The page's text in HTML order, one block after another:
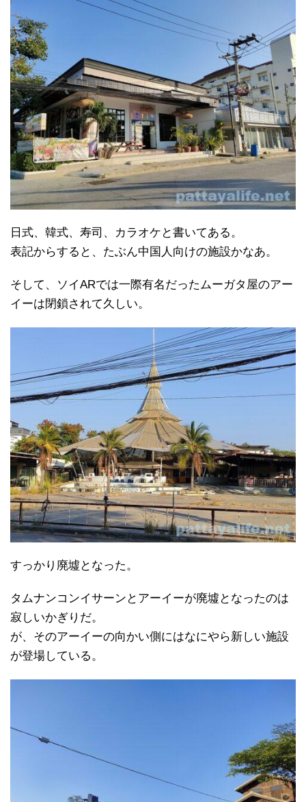
日式、韓式、寿司、カラオケと書いてある。
表記からすると、たぶん中国人向けの施設かなあ。
そして、ソイARでは一際有名だったムーガタ屋のアー
イーは閉鎖されて久しい。
すっかり廃墟となった。
タムナンコンイサーンとアーイーが廃墟となったのは
寂しいかぎりだ。
が、そのアーイーの向かい側にはなにやら新しい施設
が登場している。